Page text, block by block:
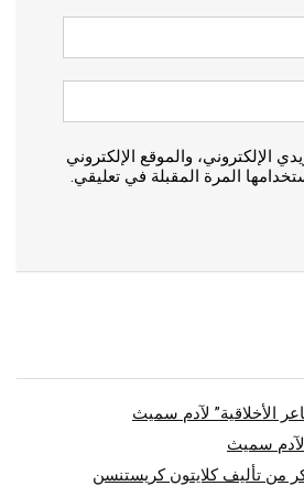
الإلكتروني، والموقع الإلكتروني
المرة المقبلة في تعليقي.
الأخلاقية” لآدم سميث
سميث
من تأليف كلايتون كريستنسن